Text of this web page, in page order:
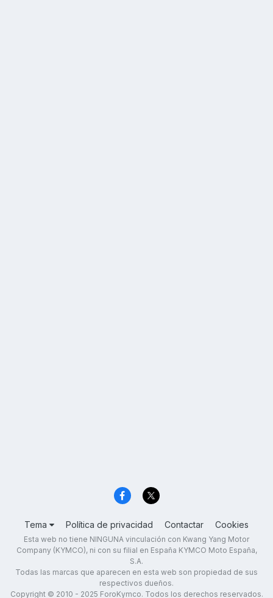
Tema Política de privacidad Contactar Cookies
Esta web no tiene NINGUNA vinculación con Kwang Yang Motor
Company (KYMCO), ni con su filial en España KYMCO Moto España,
S.A.
Todas las marcas que aparecen en esta web son propiedad de sus
respectivos dueños.
Copyright © 2010 - 2025 ForoKymco. Todos los derechos reservados.